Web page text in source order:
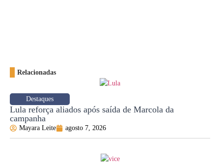
Relacionadas
Destaques
Lula reforça aliados após saída de Marcola da
campanha
Mayara Leite agosto 7, 2026